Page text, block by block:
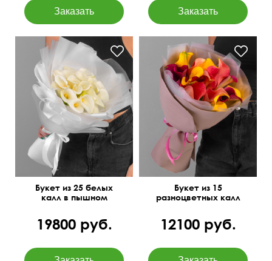
Букет из 25 белых
калл в пышном
19800 руб.
Букет из 15
разноцветных калл
12100 руб.